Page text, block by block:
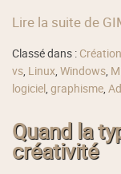
Lire la suite de
Classé dans :
vs, Linux,Windows,
logiciel ,graphisme,
Quand la
créativité